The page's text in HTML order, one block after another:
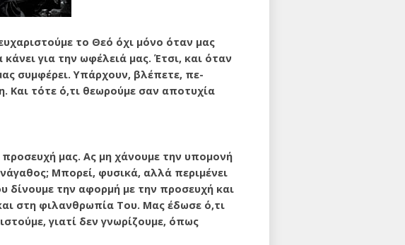
το Θεό όχι μόνο όταν μας
για την ωφέλειά μας. Έτσι, και όταν
συμφέρει. Υπάρχουν, βλέπετε, πε­
Και τότε ό,τι θεωρούμε σαν απο­τυχία
μας. Ας μη χά­νουμε την υπομονή
Μπο­ρεί, φυσικά, αλλά περιμένει
δίνου­με την αφορμή με την προσευχή και
στη φιλανθρωπία Του. Μας έδωσε ό,τι
γιατί δεν γνωρίζουμε, όπως